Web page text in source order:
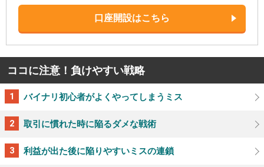
口座開設はこちら
ココに注意！負けやすい戦略
バイナリ初心者がよくやってしまうミス
取引に慣れた時に陥るダメな戦術
利益が出た後に陥りやすいミスの連鎖